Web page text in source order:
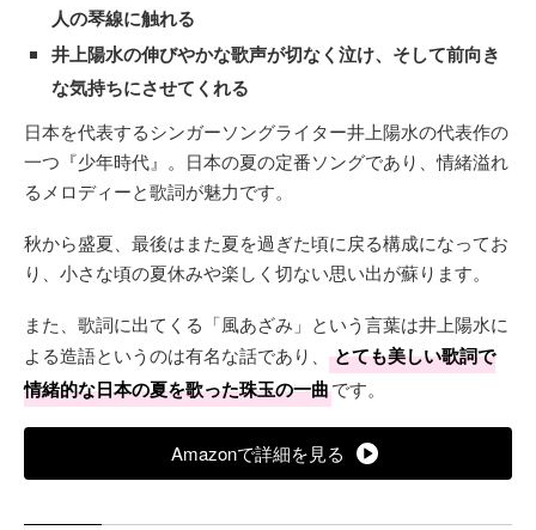
人の琴線に触れる
井上陽水の伸びやかな歌声が切なく泣け、そして前向き
な気持ちにさせてくれる
日本を代表するシンガーソングライター井上陽水の代表作の
一つ『少年時代』。日本の夏の定番ソングであり、情緒溢れ
るメロディーと歌詞が魅力です。
秋から盛夏、最後はまた夏を過ぎた頃に戻る構成になってお
り、小さな頃の夏休みや楽しく切ない思い出が蘇ります。
また、歌詞に出てくる「風あざみ」という言葉は井上陽水に
よる造語というのは有名な話であり、
とても美しい歌詞で
情緒的な日本の夏を歌った珠玉の一曲です。
Amazonで詳細を見る